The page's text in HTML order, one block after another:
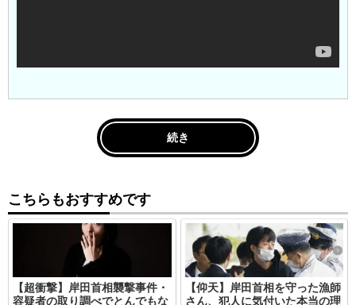
続き
こちらもおすすめです
【超衝撃】岸田首相襲撃事件・
容疑者の取り調べでとんでもな
【仰天】岸田首相を守った漁師
さん、犯人に気付いた本当の理